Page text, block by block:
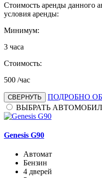
Стоимость аренды данного
условия аренды:
Минимум:
3 часа
Стоимость:
500 /час
СВЕРНУТЬ
ПОДРОБНО
ВЫБРАТЬ
Genesis G90
Автомат
Бензин
4 дверей